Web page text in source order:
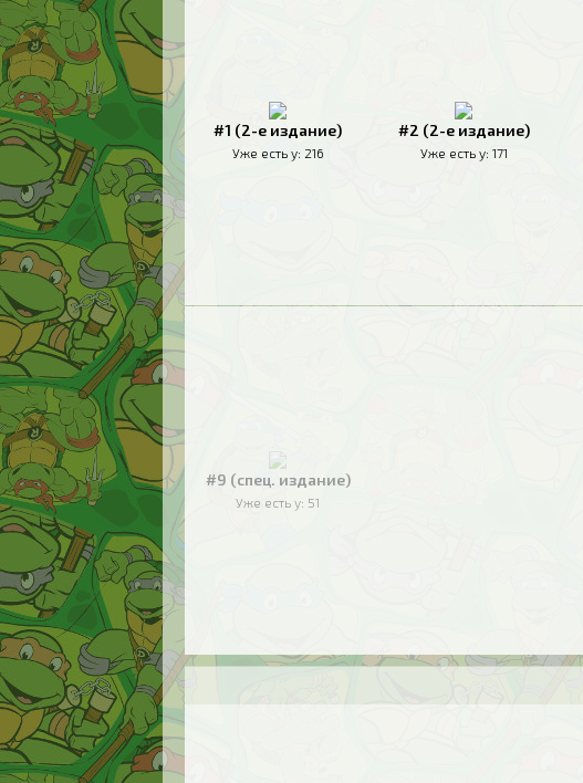
#1 (2-е издание)
Уже есть у: 216
#2 (2-е издание)
Уже есть у: 171
#9 (спец. издание)
Уже есть у: 51